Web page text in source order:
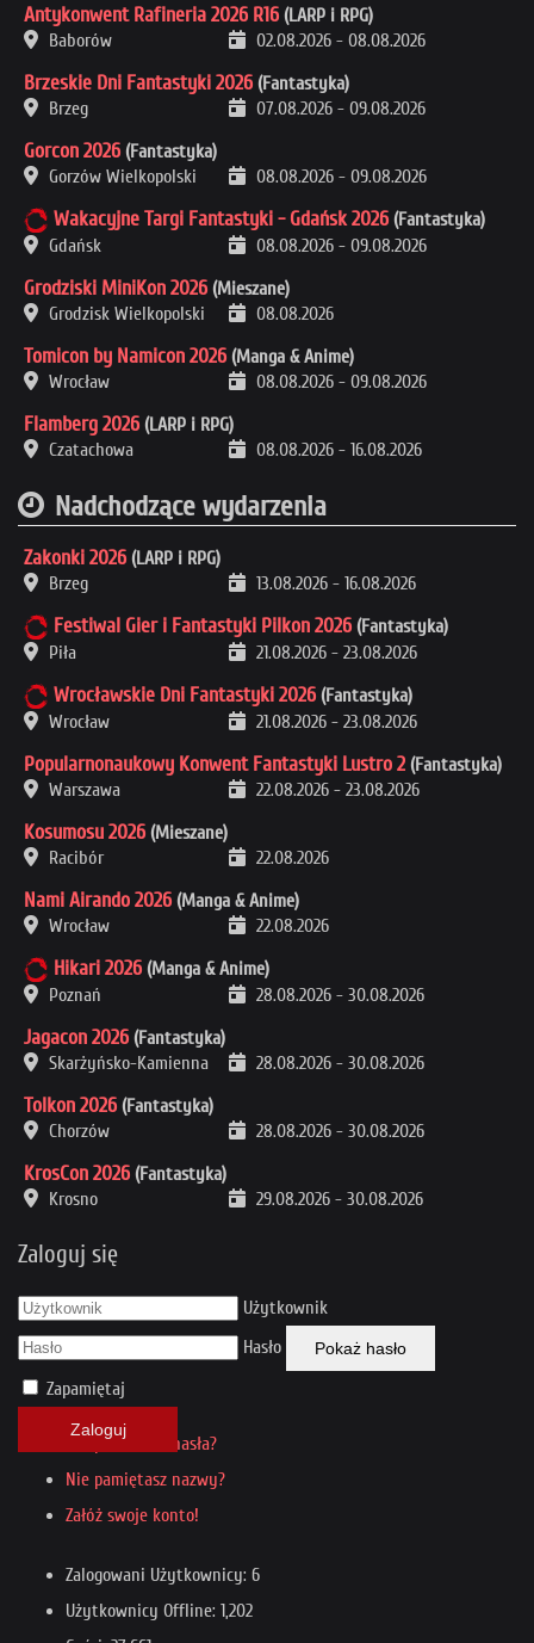
Antykonwent Rafineria 2026 R16 (LARP i RPG)
Baborów
02.08.2026 - 08.08.2026
Brzeskie Dni Fantastyki 2026 (Fantastyka)
Brzeg
07.08.2026 - 09.08.2026
Gorcon 2026 (Fantastyka)
Gorzów Wielkopolski
08.08.2026 - 09.08.2026
Wakacyjne Targi Fantastyki - Gdańsk 2026 (Fantastyka)
Gdańsk
08.08.2026 - 09.08.2026
Grodziski MiniKon 2026 (Mieszane)
Grodzisk Wielkopolski
08.08.2026
Tomicon by Namicon 2026 (Manga & Anime)
Wrocław
08.08.2026 - 09.08.2026
Flamberg 2026 (LARP i RPG)
Czatachowa
08.08.2026 - 16.08.2026
Nadchodzące wydarzenia
Zakonki 2026 (LARP i RPG)
Brzeg
13.08.2026 - 16.08.2026
Festiwal Gier i Fantastyki Pilkon 2026 (Fantastyka)
Piła
21.08.2026 - 23.08.2026
Wrocławskie Dni Fantastyki 2026 (Fantastyka)
Wrocław
21.08.2026 - 23.08.2026
Popularnonaukowy Konwent Fantastyki Lustro 2 (Fantastyka)
Warszawa
22.08.2026 - 23.08.2026
Kosumosu 2026 (Mieszane)
Racibór
22.08.2026
Nami Airando 2026 (Manga & Anime)
Wrocław
22.08.2026
Hikari 2026 (Manga & Anime)
Poznań
28.08.2026 - 30.08.2026
Jagacon 2026 (Fantastyka)
Skarżyńsko-Kamienna
28.08.2026 - 30.08.2026
Tolkon 2026 (Fantastyka)
Chorzów
28.08.2026 - 30.08.2026
KrosCon 2026 (Fantastyka)
Krosno
29.08.2026 - 30.08.2026
Zaloguj się
Użytkownik
Hasło
Pokaż hasło
Zapamiętaj
Zaloguj
Nie pamiętasz hasła?
Nie pamiętasz nazwy?
Załóż swoje konto!
Zalogowani Użytkownicy: 6
Użytkownicy Offline: 1,202